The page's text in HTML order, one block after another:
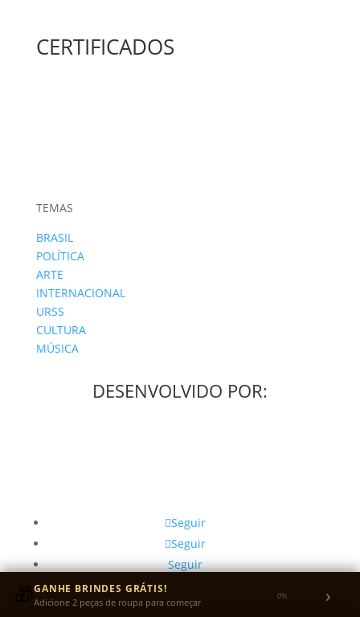
CERTIFICADOS
TEMAS
BRASIL
POLÍTICA
ARTE
INTERNACIONAL
URSS
CULTURA
MÚSICA
DESENVOLVIDO POR:
Seguir
Seguir
Seguir
Seguir
🎁GANHE BRINDES GRÁTIS!
Adicione 2 peças de roupa para começar 0% ›